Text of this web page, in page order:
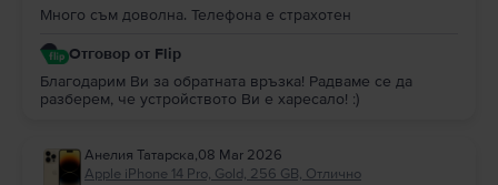
Много съм доволна. Телефона е страхотен
Отговор от Flip
Благодарим Ви за обратната връзка! Радваме се да
разберем, че устройството Ви е харесало! :)
Анелия Татарска,08 Mar 2026
Apple iPhone 14 Pro, Gold, 256 GB, Отлично